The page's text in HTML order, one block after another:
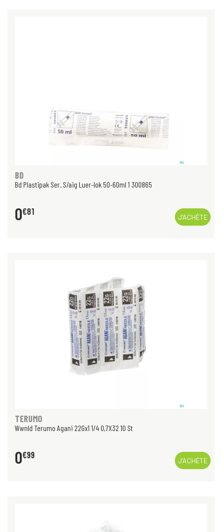
BD
Bd Plastipak Ser. S/aig Luer-lok 50-60ml 1 300865
0€81
J’ACHÈTE
TERUMO
Wwnld Terumo Agani 22Gx1 1/4 0,7X32 10 St
0€99
J’ACHÈTE